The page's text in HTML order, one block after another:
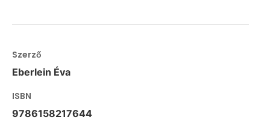
Szerző
Eberlein Éva
ISBN
9786158217644